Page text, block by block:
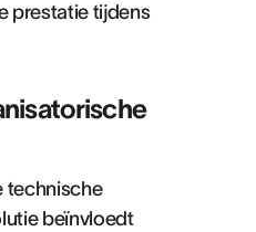
prestatie tijdens
technische
beïnvloedt